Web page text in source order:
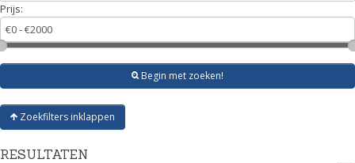
Prijs:
Begin met zoeken!
Zoekfilters inklappen
RESULTATEN